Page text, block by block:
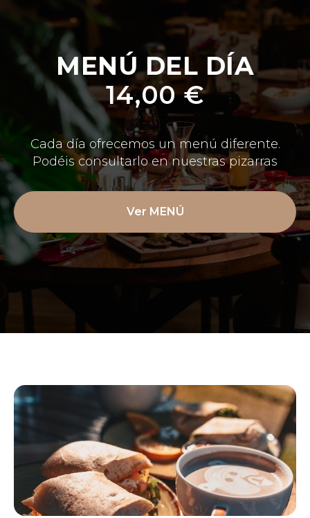
MENÚ DEL DÍA
14,00 €
Cada día ofrecemos un menú diferente.
Podéis consultarlo en nuestras pizarras
Ver MENÚ